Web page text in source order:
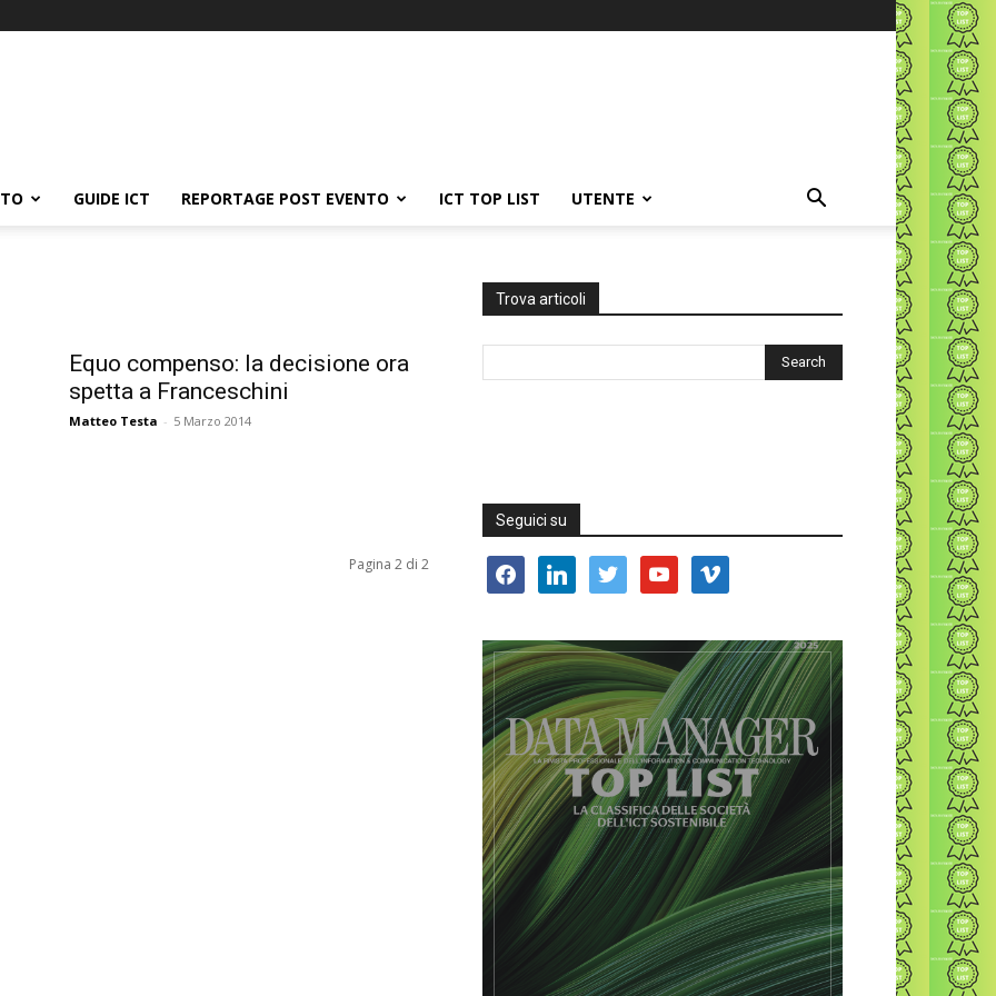
GUIDE ICT REPORTAGE POST EVENTO ICT TOP LIST UTENTE
Equo compenso: la decisione ora
spetta a Franceschini
Matteo Testa - 5 Marzo 2014
Pagina 2 di 2
Trova articoli
Seguici su
facebooklinkedin twitter youtube vimeo